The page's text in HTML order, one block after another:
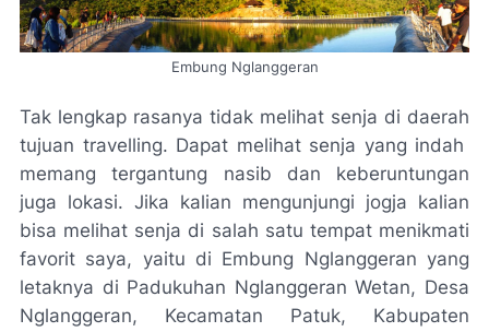
Embung Nglanggeran
Tak lengkap rasanya tidak melihat senja di daerah
tujuan travelling. Dapat melihat senja yang indah
memang tergantung nasib dan keberuntungan
juga lokasi. Jika kalian mengunjungi jogja kalian
bisa melihat senja di salah satu tempat menikmati
favorit saya, yaitu di Embung Nglanggeran yang
letaknya di Padukuhan Nglanggeran Wetan, Desa
Nglanggeran, Kecamatan Patuk, Kabupaten